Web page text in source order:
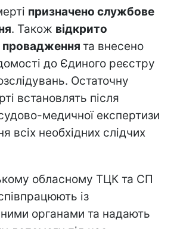
призначено службове
. Також відкрито
провадження та внесено
до Єдиного реєстру
Остаточну
встановлять після
медичної експертизи
всіх необхідних слідчих
обласному ТЦК та СП
із
органами та надають